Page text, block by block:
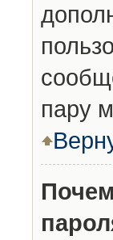
пару